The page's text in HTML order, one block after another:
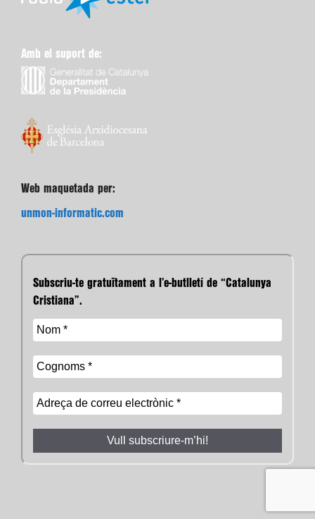
Amb el suport de:
Web maquetada per:
unmon-informatic.com
Subscriu-te gratuïtament a l’e-butlletí de “Catalunya
Cristiana”.